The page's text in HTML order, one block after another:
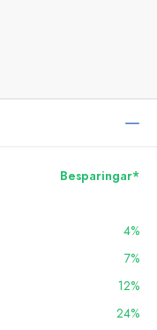
Besparingar*
4%
7%
12%
24%